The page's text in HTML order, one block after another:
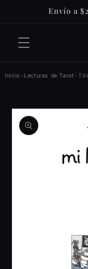
directamente
Envío a
Inicio › Lecturas de Tarot ›
directamente
a la
información